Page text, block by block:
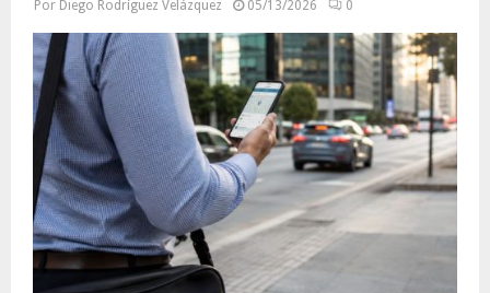
Por Diego Rodríguez Velázquez 05/13/2026 0